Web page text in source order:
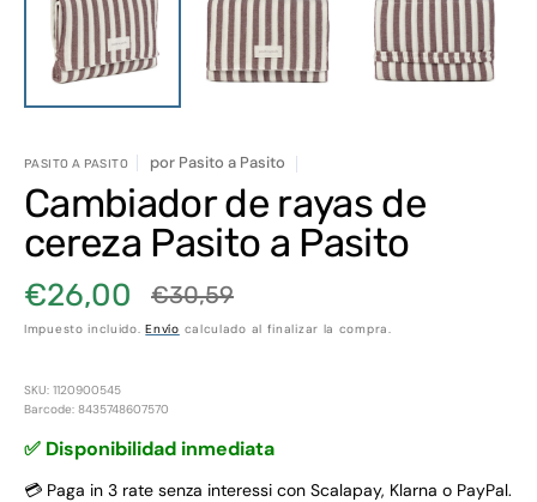
PASITO A PASITO por Pasito a Pasito
Cambiador de rayas de
cereza Pasito a Pasito
Precio
de
€26,00
Precio
habitual
€30,59
Impuesto incluido.Envío calculado al finalizar la compra.
SKU: 1120900545
Barcode: 8435748607570
✅ Disponibilidad inmediata
💳 Paga in 3 rate senza interessi con Scalapay, Klarna o PayPal.